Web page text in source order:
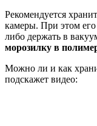
Рекомендуется
камеры. При этом его
либо держать в
морозилку в
Можно ли и как
подскажет видео: